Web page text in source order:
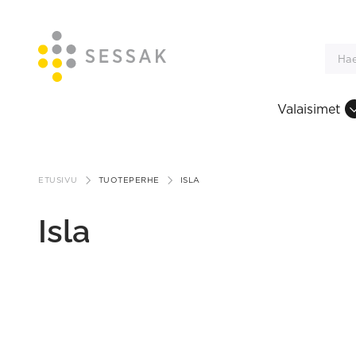
sisältöön
Valaisimet
ETUSIVU TUOTEPERHE ISLA
Isla